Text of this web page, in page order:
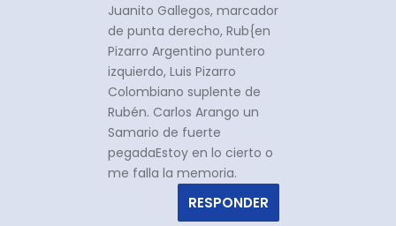
Juanito Gallegos, marcador
de punta derecho, Rub{en
Pizarro Argentino puntero
izquierdo, Luis Pizarro
Colombiano suplente de
Rubén. Carlos Arango un
Samario de fuerte
pegadaEstoy en lo cierto o
me falla la memoria.
RESPONDER